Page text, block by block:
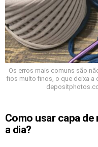
Os erros mais comuns são
fios muito finos, o que deixa a
Como usar capa
a dia?